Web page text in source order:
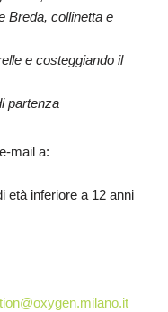
Breda, collinetta e
e costeggiando il
partenza
mail a:
età inferiore a 12 anni